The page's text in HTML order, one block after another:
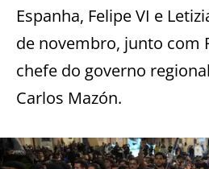
Espanha, Felipe VI e
de novembro, junto com
chefe do governo
Carlos Mazón.